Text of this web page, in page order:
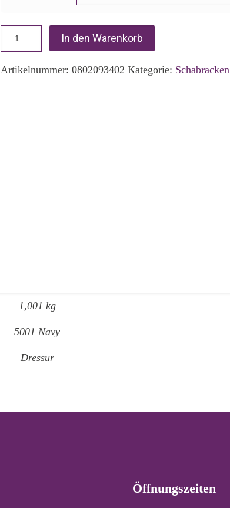
In den Warenkorb
Artikelnummer:0802093402 Kategorie: Schabracken
1,001 kg
5001 Navy
Dressur
Öffnungszeiten